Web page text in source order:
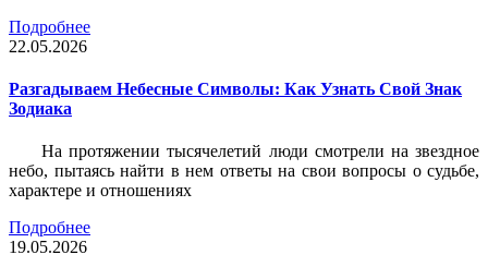
Подробнее
22.05.2026
Разгадываем Небесные Символы: Как Узнать Свой Знак
Зодиака
На протяжении тысячелетий люди смотрели на звездное
небо, пытаясь найти в нем ответы на свои вопросы о судьбе,
характере и отношениях
Подробнее
19.05.2026